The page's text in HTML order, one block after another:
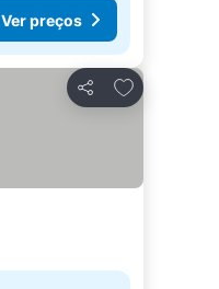
Ver preços
Partilhar
Adicionar